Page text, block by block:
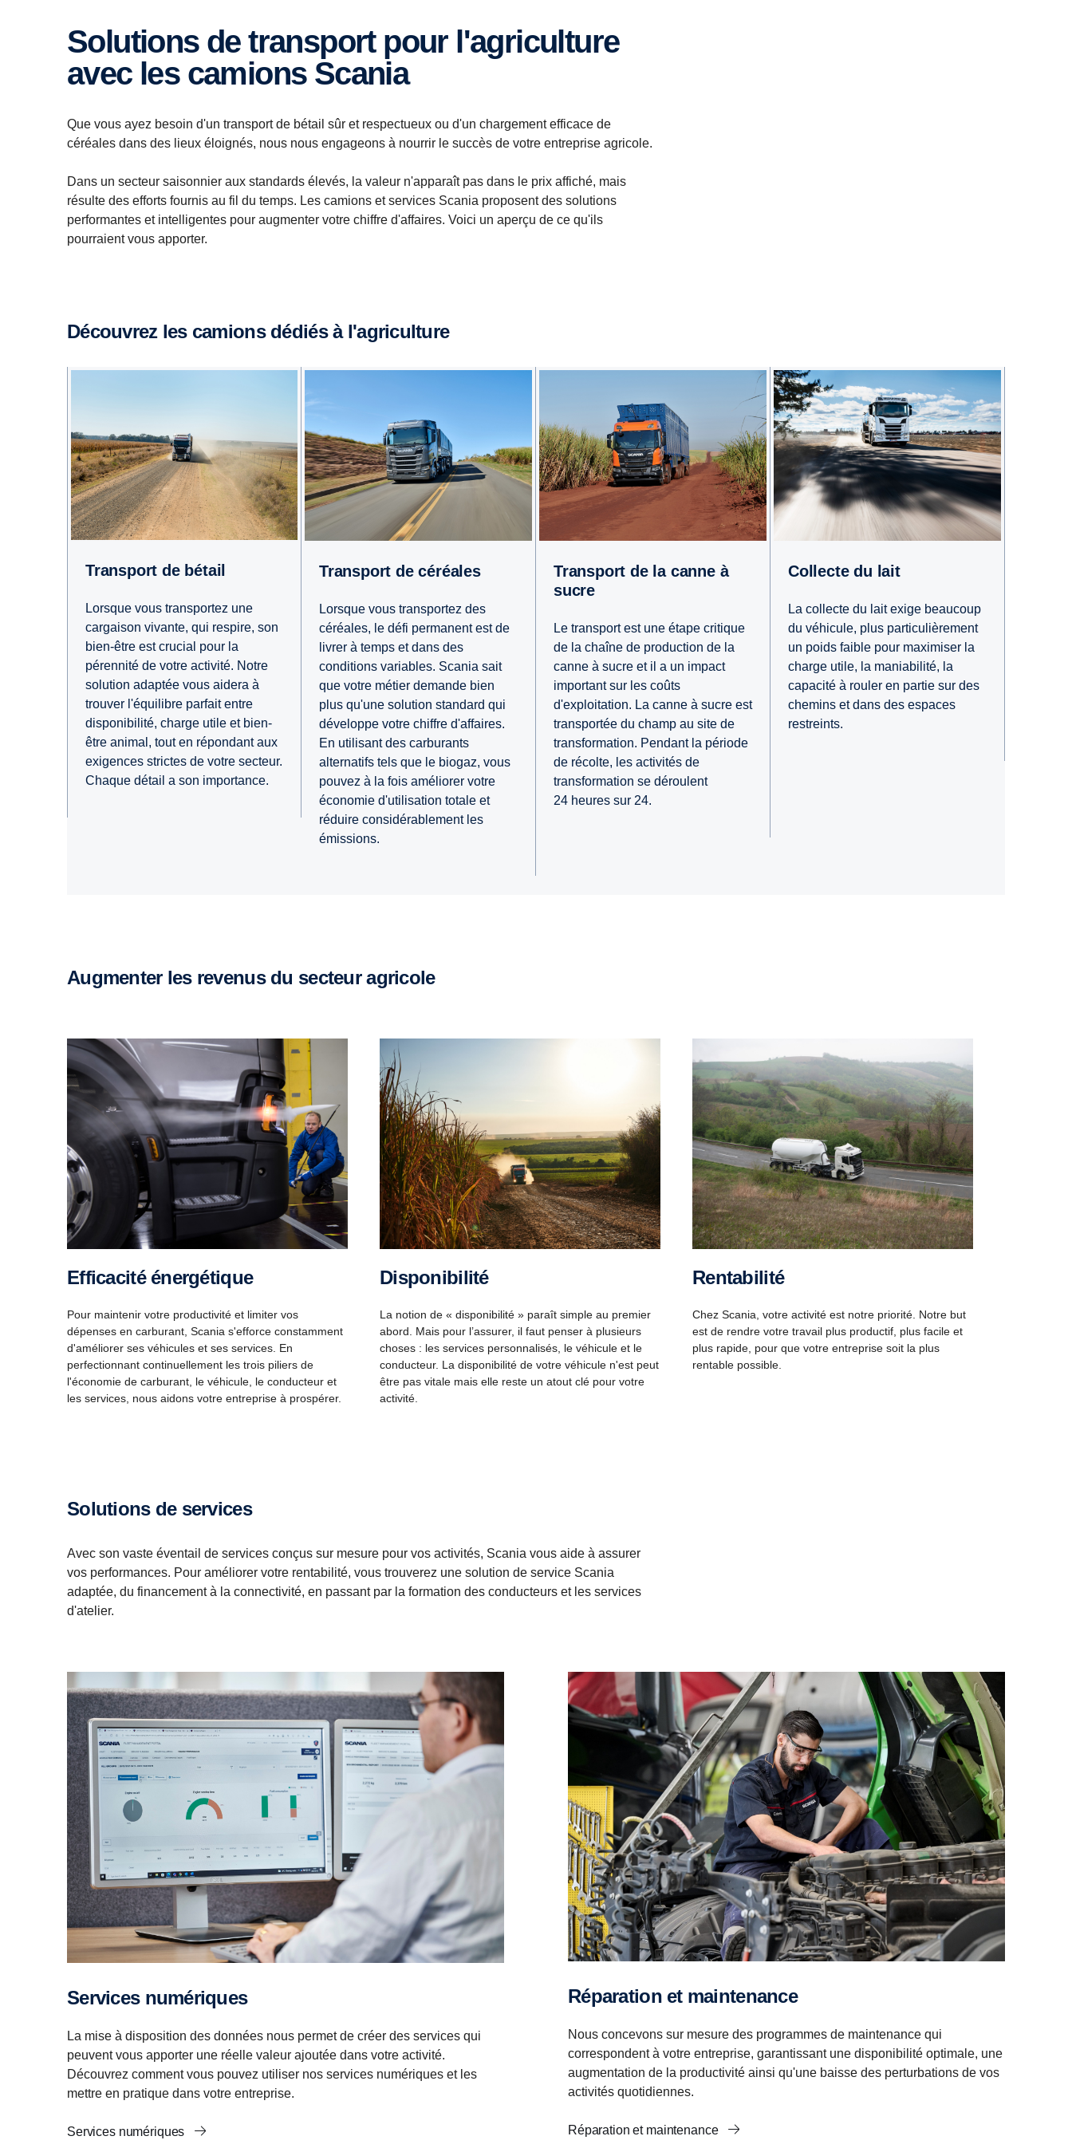
Solutions de transport pour l'agriculture
avec les camions Scania
Que vous ayez besoin d'un transport de bétail sûr et respectueux ou d'un chargement efficace de
céréales dans des lieux éloignés, nous nous engageons à nourrir le succès de votre entreprise agricole.
Dans un secteur saisonnier aux standards élevés, la valeur n'apparaît pas dans le prix affiché, mais
résulte des efforts fournis au fil du temps. Les camions et services Scania proposent des solutions
performantes et intelligentes pour augmenter votre chiffre d'affaires. Voici un aperçu de ce qu'ils
pourraient vous apporter.
Découvrez les camions dédiés à l'agriculture
Transport de bétail
Lorsque vous transportez une
cargaison vivante, qui respire, son
bien-être est crucial pour la
pérennité de votre activité. Notre
solution adaptée vous aidera à
trouver l'équilibre parfait entre
disponibilité, charge utile et bien-
être animal, tout en répondant aux
exigences strictes de votre secteur.
Chaque détail a son importance.
Transport de céréales
Lorsque vous transportez des
céréales, le défi permanent est de
livrer à temps et dans des
conditions variables. Scania sait
que votre métier demande bien
plus qu'une solution standard qui
développe votre chiffre d'affaires.
En utilisant des carburants
alternatifs tels que le biogaz, vous
pouvez à la fois améliorer votre
économie d'utilisation totale et
réduire considérablement les
émissions.
Transport de la canne à
sucre
Le transport est une étape critique
de la chaîne de production de la
canne à sucre et il a un impact
important sur les coûts
d'exploitation. La canne à sucre est
transportée du champ au site de
transformation. Pendant la période
de récolte, les activités de
transformation se déroulent
24 heures sur 24.
Collecte du lait
La collecte du lait exige beaucoup
du véhicule, plus particulièrement
un poids faible pour maximiser la
charge utile, la maniabilité, la
capacité à rouler en partie sur des
chemins et dans des espaces
restreints.
Augmenter les revenus du secteur agricole
Efficacité énergétique
Pour maintenir votre productivité et limiter vos
dépenses en carburant, Scania s'efforce constamment
d'améliorer ses véhicules et ses services. En
perfectionnant continuellement les trois piliers de
l'économie de carburant, le véhicule, le conducteur et
les services, nous aidons votre entreprise à prospérer.
Disponibilité
La notion de « disponibilité » paraît simple au premier
abord. Mais pour l’assurer, il faut penser à plusieurs
choses : les services personnalisés, le véhicule et le
conducteur. La disponibilité de votre véhicule n'est peut
être pas vitale mais elle reste un atout clé pour votre
activité.
Rentabilité
Chez Scania, votre activité est notre priorité. Notre but
est de rendre votre travail plus productif, plus facile et
plus rapide, pour que votre entreprise soit la plus
rentable possible.
Solutions de services
Avec son vaste éventail de services conçus sur mesure pour vos activités, Scania vous aide à assurer
vos performances. Pour améliorer votre rentabilité, vous trouverez une solution de service Scania
adaptée, du financement à la connectivité, en passant par la formation des conducteurs et les services
d'atelier.
Services numériques
La mise à disposition des données nous permet de créer des services qui
peuvent vous apporter une réelle valeur ajoutée dans votre activité.
Découvrez comment vous pouvez utiliser nos services numériques et les
mettre en pratique dans votre entreprise.
Services numériques
Réparation et maintenance
Nous concevons sur mesure des programmes de maintenance qui
correspondent à votre entreprise, garantissant une disponibilité optimale, une
augmentation de la productivité ainsi qu'une baisse des perturbations de vos
activités quotidiennes.
Réparation et maintenance